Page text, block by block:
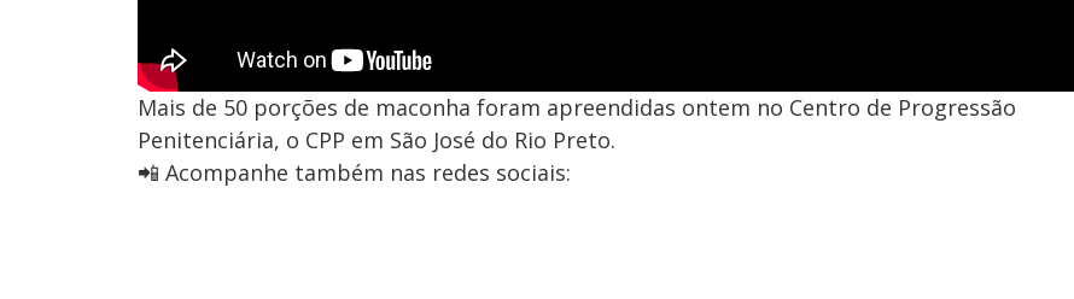
Mais de 50 porções de maconha foram apreendidas ontem no Centro de Progressão
Penitenciária, o CPP em São José do Rio Preto.
📲 Acompanhe também nas redes sociais: